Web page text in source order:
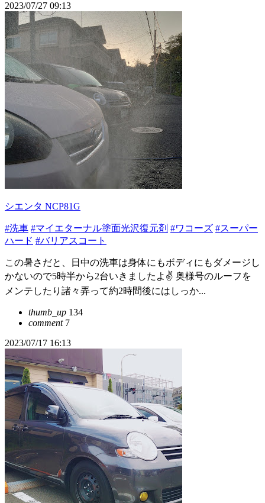
2023/07/27 09:13
シエンタ NCP81G
#洗車 #マイエターナル塗面光沢復元剤 #ワコーズ #スーパー
ハード #バリアスコート
この暑さだと、日中の洗車は身体にもボディにもダメージし
かないので5時半から2台いきましたよ✌️ 奥様号のルーフを
メンテしたり諸々弄って約2時間後にはしっか...
thumb_up 134
comment7
2023/07/17 16:13